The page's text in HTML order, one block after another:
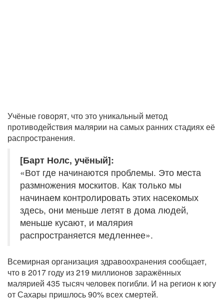
Учёные говорят, что это уникальный метод
противодействия малярии на самых ранних стадиях её
распространения.
[Барт Нолс, учёный]:
«Вот где начинаются проблемы. Это места
размножения москитов. Как только мы
начинаем контролировать этих насекомых
здесь, они меньше летят в дома людей,
меньше кусают, и малярия
распространяется медленнее».
Всемирная организация здравоохранения сообщает,
что в 2017 году из 219 миллионов заражённых
малярией 435 тысяч человек погибли. И на регион к югу
от Сахары пришлось 90% всех смертей.